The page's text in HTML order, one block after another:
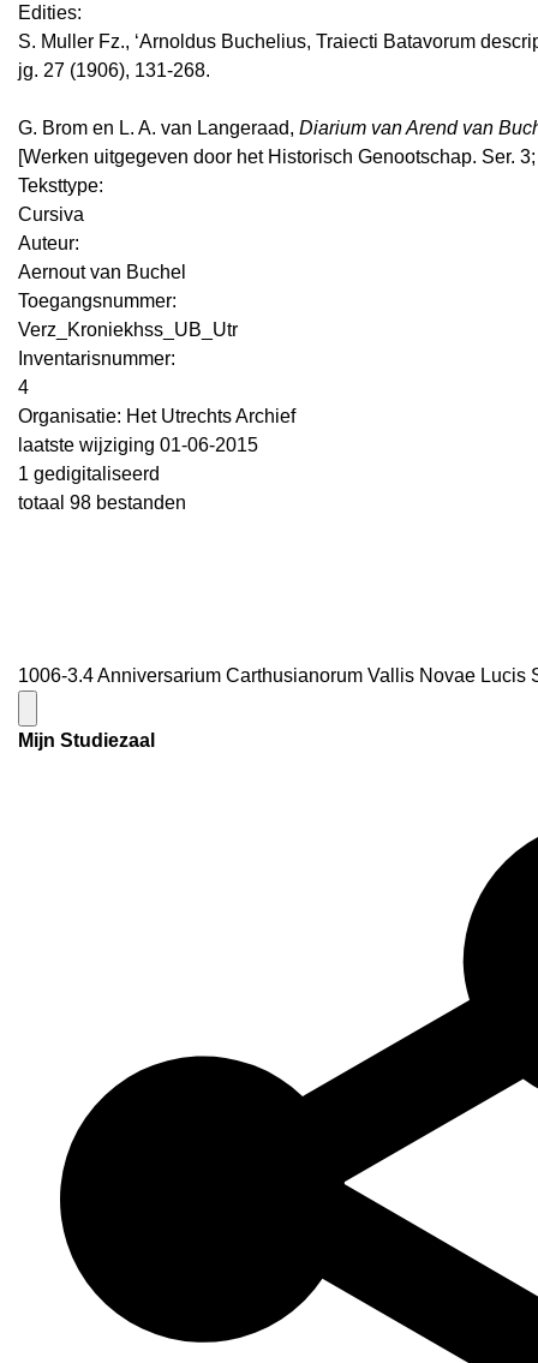
Edities:
S. Muller Fz., ‘Arnoldus Buchelius, Traiecti Batavorum
jg. 27 (1906), 131-268.
G. Brom en L. A. van Langeraad, Diarium van Arend van
[Werken uitgegeven door het Historisch Genootschap. Ser. 3;
Teksttype:
Cursiva
Auteur:
Aernout van Buchel
Toegangsnummer:
Verz_Kroniekhss_UB_Utr
Inventarisnummer:
4
Organisatie: Het Utrechts Archief
laatste wijziging 01-06-2015
1 gedigitaliseerd
totaal 98 bestanden
1006-3.4 Anniversarium Carthusianorum Vallis Novae Lucis
Mijn Studiezaal